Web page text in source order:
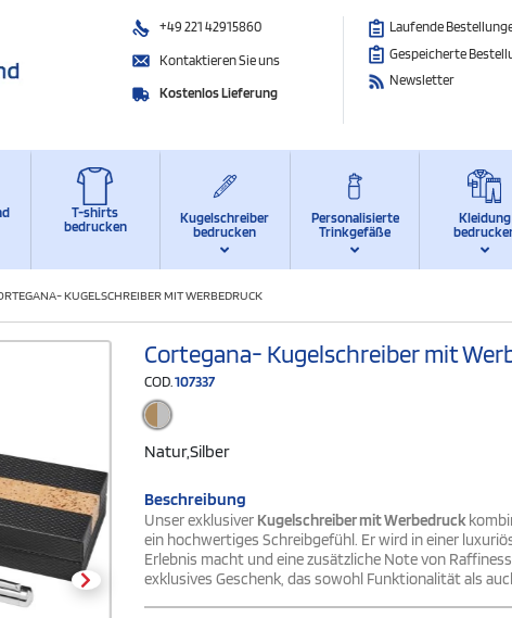
+49 221 42915860
Kontaktieren Sie uns
Kostenlos Lieferung
Laufende
Gespeicherte
Newsletter
T-shirts
bedrucken
Kugelschreiber
bedrucken
Personalisierte
Trinkgefäße
Kleidung
KUGELSCHREIBER MIT WERBEDRUCK
Cortegana- Kugelschreiber mit
COD.107337
Natur,silber
Beschreibung
Unser exklusiver Kugelschreiber mit Werbedruck
ein hochwertiges Schreibgefühl. Er wird in einer
Erlebnis macht und eine zusätzliche Note von
exklusives Geschenk, das sowohl Funktionalität als